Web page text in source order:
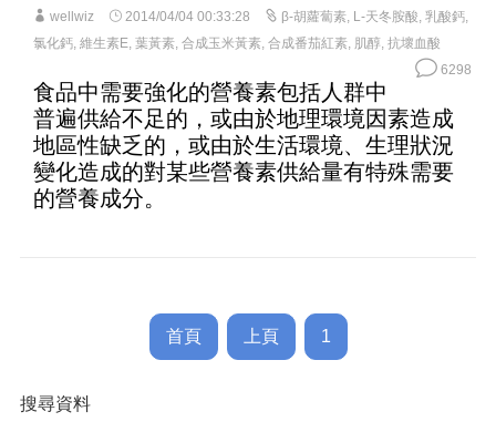
wellwiz 2014/04/04 00:33:28 β-胡蘿蔔素, L-天冬胺酸, 乳酸鈣,
氯化鈣, 維生素E, 葉黃素, 合成玉米黃素, 合成番茄紅素, 肌醇, 抗壞血酸
6298
食品中需要強化的營養素包括人群中
普遍供給不足的，或由於地理環境因素造成
地區性缺乏的，或由於生活環境、生理狀況
變化造成的對某些營養素供給量有特殊需要
的營養成分。
首頁 上頁 1
搜尋資料